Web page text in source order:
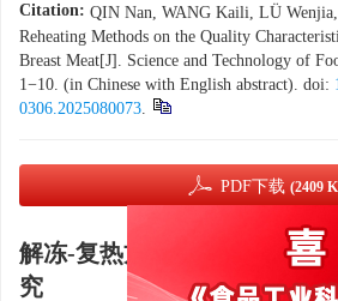
Citation: QIN Nan, WANG Kaili, LÜ
Reheating Methods on the Quality
Breast Meat[J]. Science and Technology of
1−10. (in Chinese with English abstract). doi:
0306.2025080073.
PDF下载 (2409
解冻-复热方式对预煮鸡胸肉
究